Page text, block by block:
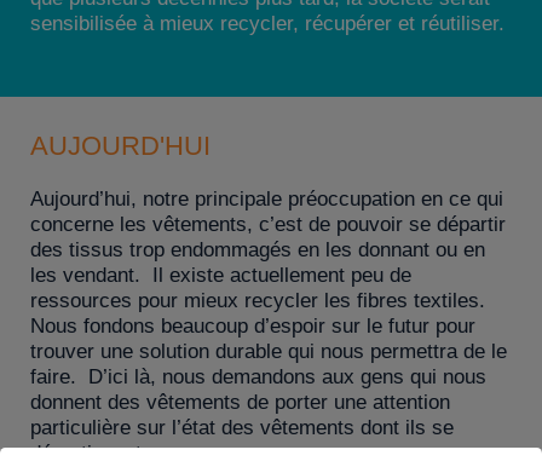
sensibilisée à mieux recycler, récupérer et réutiliser.
AUJOURD'HUI
Aujourd’hui, notre principale préoccupation en ce qui
concerne les vêtements, c’est de pouvoir se départir
des tissus trop endommagés en les donnant ou en
les vendant. Il existe actuellement peu de
ressources pour mieux recycler les fibres textiles.
Nous fondons beaucoup d’espoir sur le futur pour
trouver une solution durable qui nous permettra de le
faire. D’ici là, nous demandons aux gens qui nous
donnent des vêtements de porter une attention
particulière sur l’état des vêtements dont ils se
départissent.